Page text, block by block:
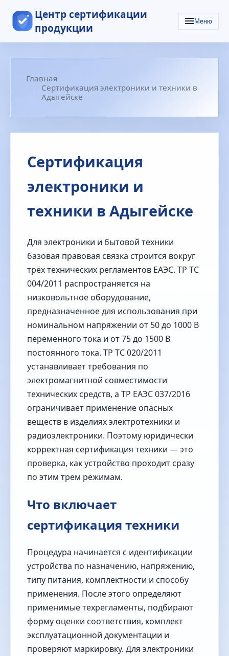
Центр сертификации
продукции
Меню
Главная
Сертификация электроники и техники в
Адыгейске
Сертификация
электроники и
техники в Адыгейске
Для электроники и бытовой техники
базовая правовая связка строится вокруг
трёх технических регламентов ЕАЭС. ТР ТС
004/2011 распространяется на
низковольтное оборудование,
предназначенное для использования при
номинальном напряжении от 50 до 1000 В
переменного тока и от 75 до 1500 В
постоянного тока. ТР ТС 020/2011
устанавливает требования по
электромагнитной совместимости
технических средств, а ТР ЕАЭС 037/2016
ограничивает применение опасных
веществ в изделиях электротехники и
радиоэлектроники. Поэтому юридически
корректная сертификация техники — это
проверка, как устройство проходит сразу
по этим трем режимам.
Что включает
сертификация техники
Процедура начинается с идентификации
устройства по назначению, напряжению,
типу питания, комплектности и способу
применения. После этого определяют
применимые техрегламенты, подбирают
форму оценки соответствия, комплект
эксплуатационной документации и
проверяют маркировку. Для электроники